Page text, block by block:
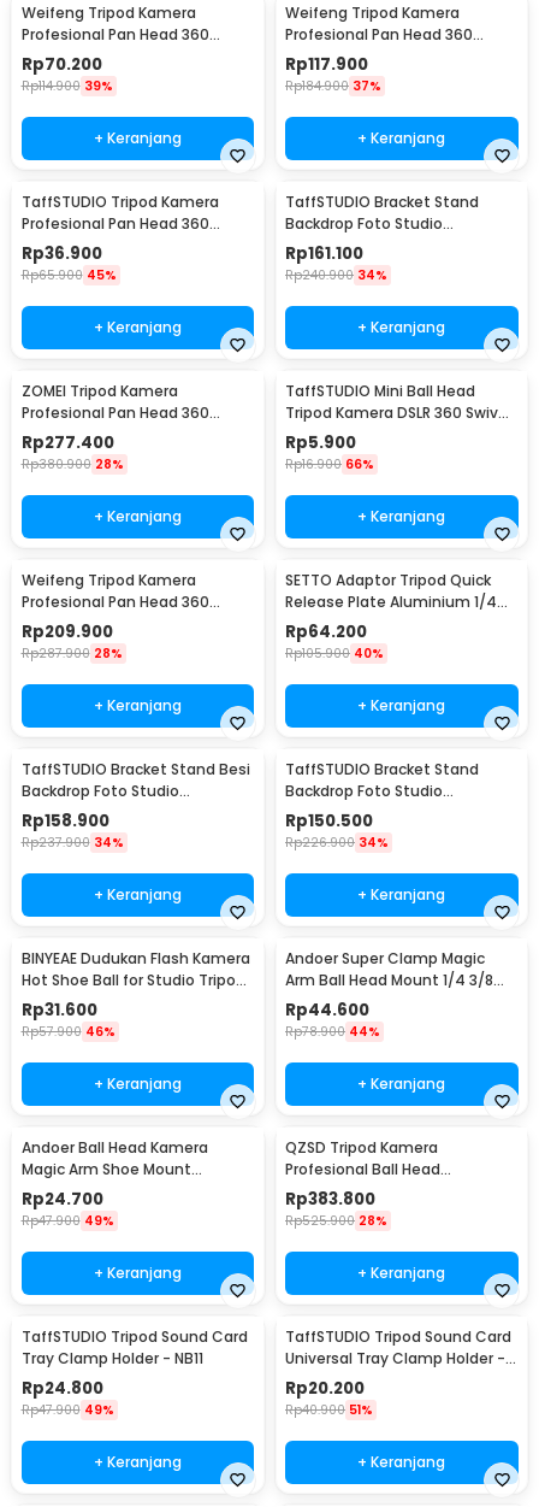
Weifeng Tripod Kamera
Profesional Pan Head 360
Panoramic Telescopic 1M - WT-
3110A (Original)
Rp70.200
Rp114.900 39%
+ Keranjang
Weifeng Tripod Kamera
Profesional Pan Head 360
Panoramic 1.4M - F-3520T
Rp117.900
Rp184.900 37%
+ Keranjang
TaffSTUDIO Tripod Kamera
Profesional Pan Head 360
Panoramic 1M - 3110
Rp36.900
Rp65.900 45%
+ Keranjang
TaffSTUDIO Bracket Stand
Backdrop Foto Studio
190x300cm - BS-300
Rp161.100
Rp240.900 34%
+ Keranjang
ZOMEI Tripod Kamera
Profesional Pan Head 360
Panoramic 1.4M - Q111
Rp277.400
Rp380.900 28%
+ Keranjang
TaffSTUDIO Mini Ball Head
Tripod Kamera DSLR 360 Swivel
1/4 Inch - QM3624
Rp5.900
Rp16.900 66%
+ Keranjang
Weifeng Tripod Kamera
Profesional Pan Head 360
Panoramic 1.57M - WT-3540
Rp209.900
Rp287.900 28%
+ Keranjang
SETTO Adaptor Tripod Quick
Release Plate Aluminium 1/4
and 3/8 Inch - P200
Rp64.200
Rp105.900 40%
+ Keranjang
TaffSTUDIO Bracket Stand Besi
Backdrop Foto Studio
200x200cm - DD-110
Rp158.900
Rp237.900 34%
+ Keranjang
TaffSTUDIO Bracket Stand
Backdrop Foto Studio
200x160cm - DD-110
Rp150.500
Rp226.900 34%
+ Keranjang
BINYEAE Dudukan Flash Kamera
Hot Shoe Ball for Studio Tripod
Type D - QM3623
Rp31.600
Rp57.900 46%
+ Keranjang
Andoer Super Clamp Magic
Arm Ball Head Mount 1/4 3/8
Inch - 1420
Rp44.600
Rp78.900 44%
+ Keranjang
Andoer Ball Head Kamera
Magic Arm Shoe Mount
Adapter 1/4 Inch - H032
Rp24.700
Rp47.900 49%
+ Keranjang
QZSD Tripod Kamera
Profesional Ball Head
Horizontal Mount 1.54M - Q-
202F
Rp383.800
Rp525.900 28%
+ Keranjang
TaffSTUDIO Tripod Sound Card
Tray Clamp Holder - NB11
Rp24.800
Rp47.900 49%
+ Keranjang
TaffSTUDIO Tripod Sound Card
Universal Tray Clamp Holder -
NB-12
Rp20.200
Rp40.900 51%
+ Keranjang